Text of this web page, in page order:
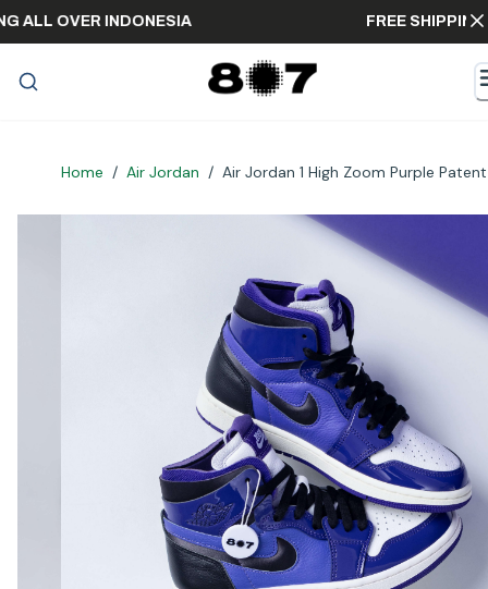
ALL OVER INDONESIA FREE
Home / Air Jordan / Air Jordan 1 High Zoom Purple Patent